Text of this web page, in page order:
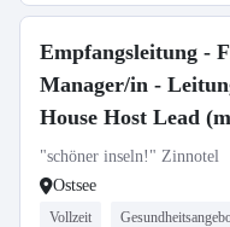
Empfangsleitung -
Manager/in -
House Host Lead
"schöner inseln!" Zinnotel
Ostsee
Vollzeit